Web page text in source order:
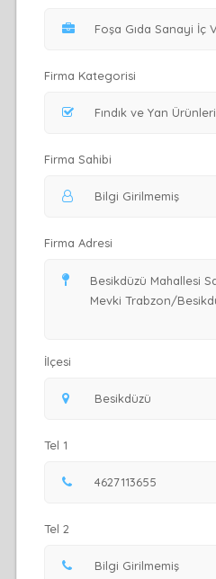
Firma Kategorisi
Firma Sahibi
Firma Adresi
İlçesi
Tel 1
Tel 2